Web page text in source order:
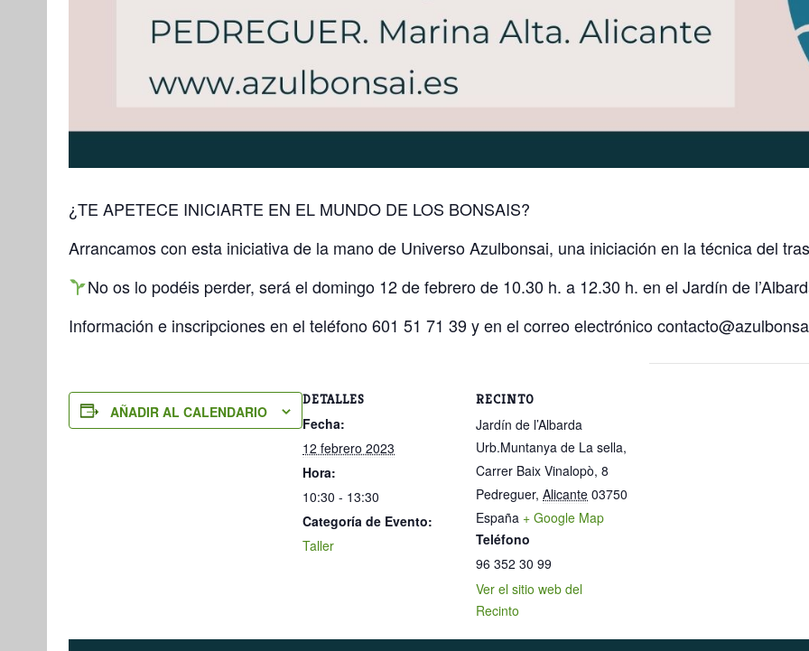
¿TE APETECE INICIARTE EN EL MUNDO DE LOS BONSAIS?
Arrancamos con esta iniciativa de la mano de Universo Azulbonsai, una iniciación en la técnica del
No os lo podéis perder, será el domingo 12 de febrero de 10.30 h. a 12.30 h. en el Jardín de
Información e inscripciones en el teléfono 601 51 71 39 y en el correo electrónico
AÑADIR AL CALENDARIO
DETALLES
Fecha:
12 febrero 2023
Hora:
10:30 - 13:30
Categoría de Evento:
Taller
RECINTO
Jardín de l’Albarda
Urb.Muntanya de La sella,
Carrer Baix Vinalopò, 8
Pedreguer, Alicante 03750
España + Google Map
Teléfono
96 352 30 99
Ver el sitio web del
Recinto